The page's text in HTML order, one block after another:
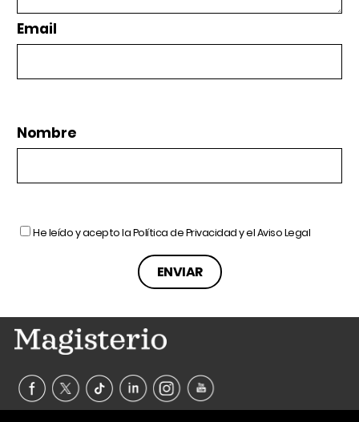
Email
Nombre
He leído y acepto laPolítica de Privacidady elAviso Legal